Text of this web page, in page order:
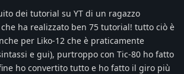
dei tutorial su YT di un ragazzo
ha realizzato ben 75 tutorial! tutto ciò è
per Liko-12 che è praticamente
e gui), purtroppo con Tic-80 ho fatto
ho convertito tutto e ho fatto il giro più